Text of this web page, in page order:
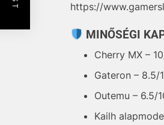
https://
MINŐSÉGI
Cherry MX –
Gateron – 8.5/
Outemu – 6.5/
Kailh